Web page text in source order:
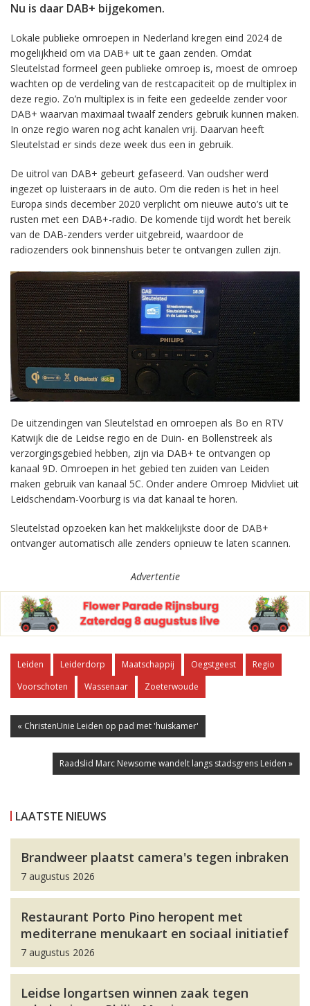
Nu is daar DAB+ bijgekomen.
Lokale publieke omroepen in Nederland kregen eind 2024 de
mogelijkheid om via DAB+ uit te gaan zenden. Omdat
Sleutelstad formeel geen publieke omroep is, moest de omroep
wachten op de verdeling van de restcapaciteit op de multiplex in
deze regio. Zo’n multiplex is in feite een gedeelde zender voor
DAB+ waarvan maximaal twaalf zenders gebruik kunnen maken.
In onze regio waren nog acht kanalen vrij. Daarvan heeft
Sleutelstad er sinds deze week dus een in gebruik.
De uitrol van DAB+ gebeurt gefaseerd. Van oudsher werd
ingezet op luisteraars in de auto. Om die reden is het in heel
Europa sinds december 2020 verplicht om nieuwe auto’s uit te
rusten met een DAB+-radio. De komende tijd wordt het bereik
van de DAB-zenders verder uitgebreid, waardoor de
radiozenders ook binnenshuis beter te ontvangen zullen zijn.
De uitzendingen van Sleutelstad en omroepen als Bo en RTV
Katwijk die de Leidse regio en de Duin- en Bollenstreek als
verzorgingsgebied hebben, zijn via DAB+ te ontvangen op
kanaal 9D. Omroepen in het gebied ten zuiden van Leiden
maken gebruik van kanaal 5C. Onder andere Omroep Midvliet uit
Leidschendam-Voorburg is via dat kanaal te horen.
Sleutelstad opzoeken kan het makkelijkste door de DAB+
ontvanger automatisch alle zenders opnieuw te laten scannen.
Advertentie
Leiden Leiderdorp Maatschappij Oegstgeest
Regio
Voorschoten
Wassenaar Zoeterwoude
« ChristenUnie Leiden op pad met 'huiskamer'
Raadslid Marc Newsome wandelt langs stadsgrens Leiden »
LAATSTE NIEUWS
Brandweer plaatst camera's tegen inbraken
7 augustus 2026
Restaurant Porto Pino heropent met
mediterrane menukaart en sociaal initiatief
7 augustus 2026
Leidse longartsen winnen zaak tegen